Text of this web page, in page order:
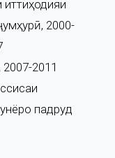
2000-
2011
падруд